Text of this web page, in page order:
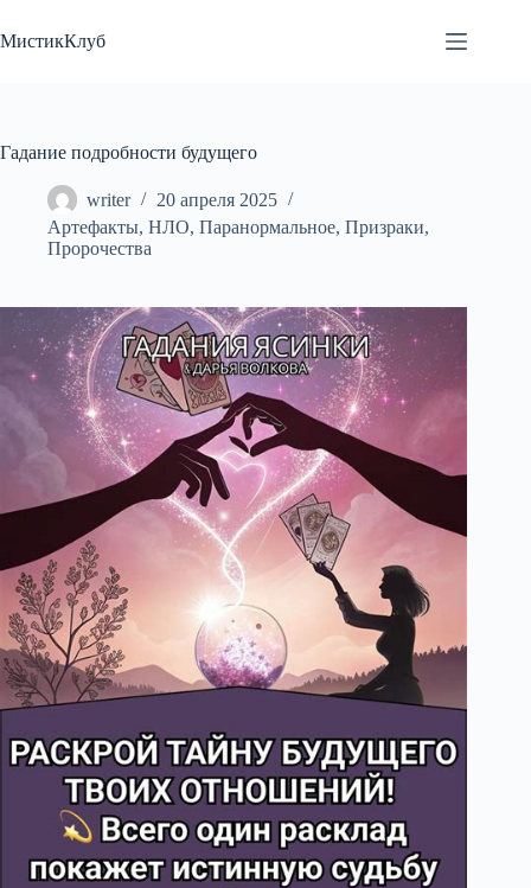
к
сути
МистикКлуб
Гадание подробности будущего
writer
20 апреля 2025
Артефакты, НЛО, Паранормальное, Призраки,
Пророчества